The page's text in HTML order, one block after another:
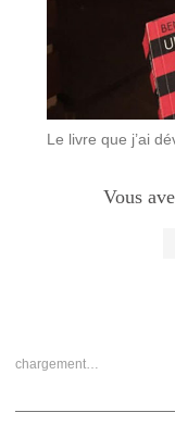
Le livre que j’ai
Vous
chargement…